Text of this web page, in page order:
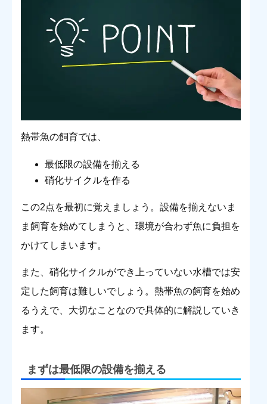
熱帯魚の飼育では、
最低限の設備を揃える
硝化サイクルを作る
この2点を最初に覚えましょう。設備を揃えないま
ま飼育を始めてしまうと、環境が合わず魚に負担を
かけてしまいます。
また、硝化サイクルができ上っていない水槽では安
定した飼育は難しいでしょう。熱帯魚の飼育を始め
るうえで、大切なことなので具体的に解説していき
ます。
まずは最低限の設備を揃える